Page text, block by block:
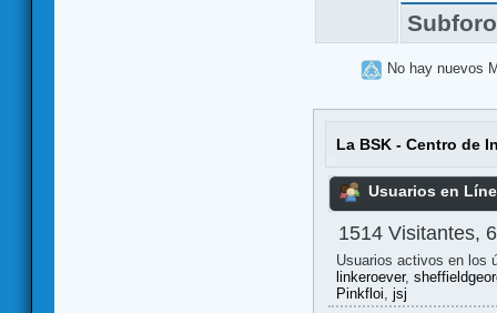
No hay nuevos
La BSK - Centro de
Usuarios en
1514 Visitantes,
Usuarios activos en los
linkeroever,
Pinkfloi, jsj